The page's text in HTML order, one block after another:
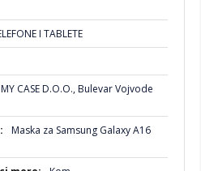
I TABLETE
MY CASE D.O.O., Bulevar Vojvode
Maska za Samsung Galaxy A16